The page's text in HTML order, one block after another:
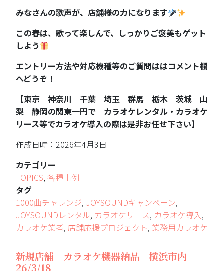
みなさんの歌声が、店舗様の力になります
この春は、歌って楽しんで、しっかりご褒美もゲット
しよう
エントリー方法や対応機種等のご質問ははコメント欄
へどうぞ！
【東京 神奈川 千葉 埼玉 群馬 栃木 茨城 山
梨 静岡の関東一円で カラオケレンタル・カラオケ
リース等でカラオケ導入の際は是非お任せ下さい】
作成日時：2026年4月3日
カテゴリー
TOPICS, 各種事例
タグ
1000曲チャレンジ, JOYSOUNDキャンペーン,
JOYSOUNDレンタル, カラオケリース, カラオケ導入,
カラオケ業者, 店舗応援プロジェクト, 業務用カラオケ
新規店舗 カラオケ機器納品 横浜市内
26/3/18